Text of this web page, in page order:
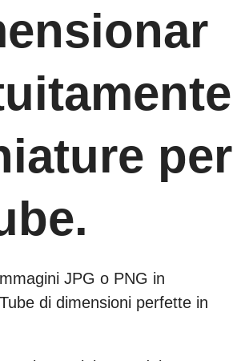
per
JPG o PNG in
di dimensioni perfette in